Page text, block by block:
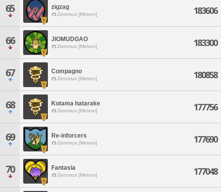
65 zigzag
Zeromus [Meteor] 183606
66 JIOMUDGAO
Zeromus [Meteor] 183300
67 Compagno
Zeromus [Meteor] 180858
68 Kotama hatarake
Zeromus [Meteor] 177756
69 Re-inforcers
Zeromus [Meteor] 177690
70 Fantasia
Zeromus [Meteor] 177048